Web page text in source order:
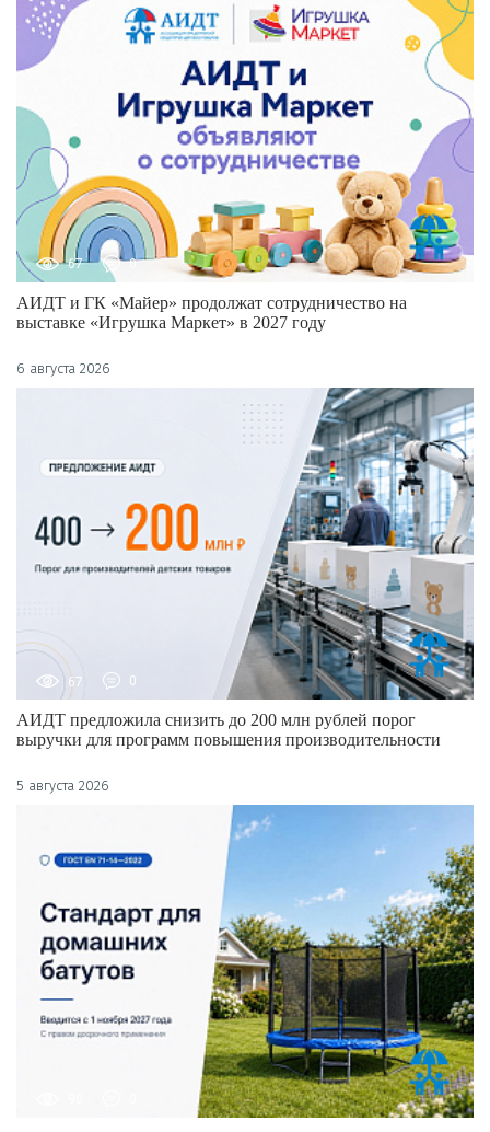
67 0
АИДТ и ГК «Майер» продолжат сотрудничество на
выставке «Игрушка Маркет» в 2027 году
6 августа 2026
67 0
АИДТ предложила снизить до 200 млн рублей порог
выручки для программ повышения производительности
5 августа 2026